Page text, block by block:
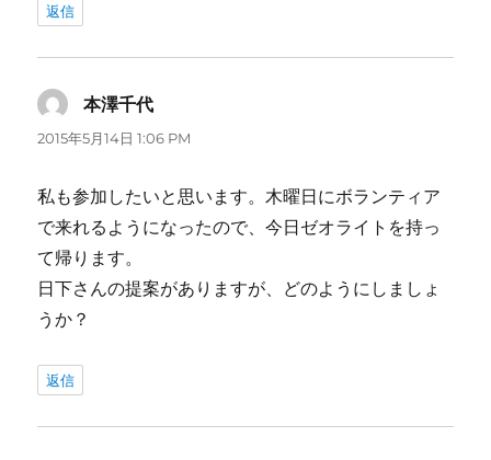
返信
本澤千代
り:
2015年5月14日 1:06 PM
私も参加したいと思います。木曜日にボランティア
で来れるようになったので、今日ゼオライトを持っ
て帰ります。
日下さんの提案がありますが、どのようにしましょ
うか？
返信